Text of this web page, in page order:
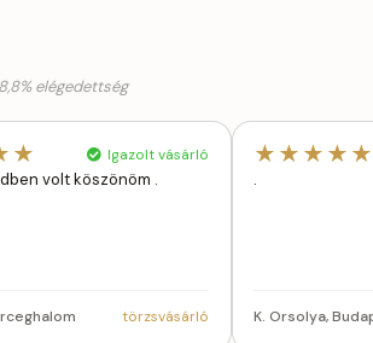
elégedettség
Igazolt vásárló
volt köszönöm .
törzsvásárló
★★★★★
.
K. Orsolya,